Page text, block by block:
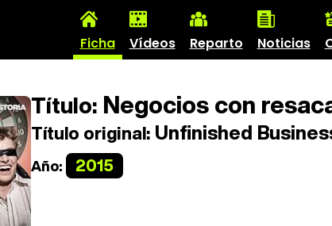
Ficha Vídeos Reparto Noticias
Título: Negocios con
Título original: Unfinished
Año: 2015